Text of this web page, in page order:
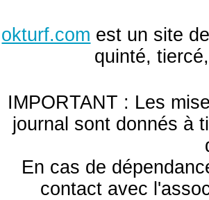
okturf.com est un site
quinté,
IMPORTANT : Les
journal sont donnés à
En cas de
contact avec